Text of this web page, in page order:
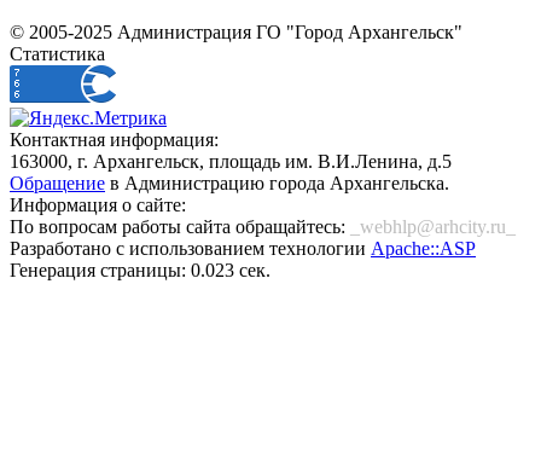
© 2005-2025 Администрация ГО "Город Архангельск"
Статистика
Контактная информация:
163000, г. Архангельск, площадь им. В.И.Ленина, д.5
Обращение в Администрацию города Архангельска.
Информация о сайте:
По вопросам работы сайта обращайтесь:
_webhlp@arhcity.ru_
Разработано с использованием технологии Apache::ASP
Генерация страницы: 0.023 сек.